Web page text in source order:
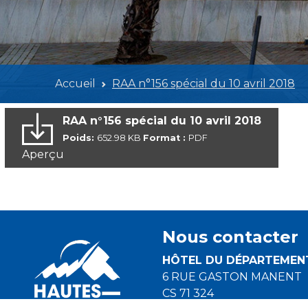
Accueil RAA n°156 spécial du 10 avril 2018
RAA n°156 spécial du 10 avril 2018
Poids: 652.98 KB Format : PDF
Aperçu
Nous contacter
HÔTEL DU
6 RUE GASTON MANENT
CS 71 324